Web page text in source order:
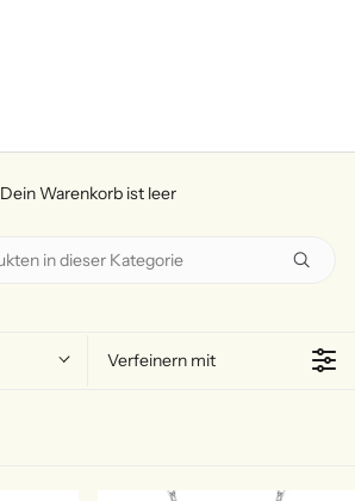
Dein Warenkorb ist leer
Verfeinern mit